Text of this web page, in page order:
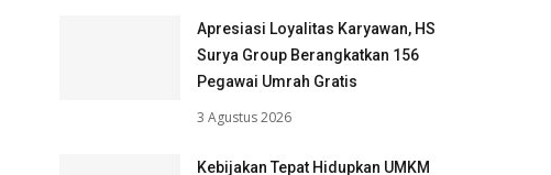
Apresiasi Loyalitas Karyawan, HS
Surya Group Berangkatkan 156
Pegawai Umrah Gratis
3 Agustus 2026
Kebijakan Tepat Hidupkan UMKM